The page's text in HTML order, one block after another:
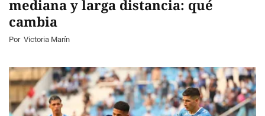
mediana y larga distancia: qué
cambia
Por Victoria Marín